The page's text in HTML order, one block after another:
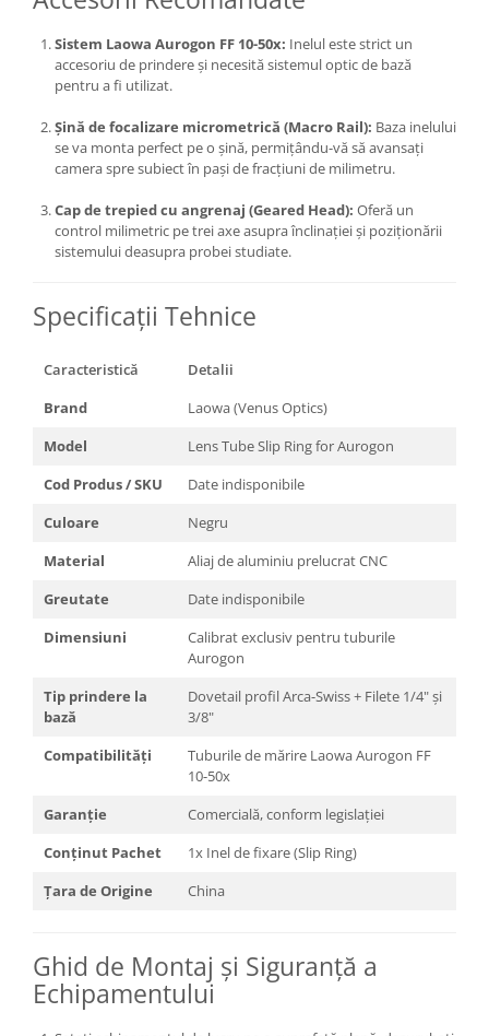
Trepiede si monopiede
Trepiede foto
Trepiede video
Trepiede pentru compacte /
webcam-uri
Monopiede foto/video
Cap trepied si monopied
Placute cap trepied
Huse trepied / stativ lumini
Sina Focus pentru Macro
Accesorii trepiede si monopiede
Selfie Stick
Blitz-uri mobile, cu acumulatori
Softbox-uri
Accesorii Blitz-uri studio
Lampi lumina continua
Stative/boom-uri pentru lumini
Cleme blitz fasung lumina, spigoti
Suporti pentru fundaluri
Blende
produs
Huse si genti pentru studio
Becuri si lampa blitz studio
Suruburi si piulite, adaptoare de
Sistem Laowa Aurogon FF 10-50x: Inelul este strict un
accesoriu de prindere și necesită sistemul optic de bază
pentru a fi utilizat.
Șină de focalizare micrometrică (Macro Rail): Baza inelului
se va monta perfect pe o șină, permițându-vă să avansați
camera spre subiect în pași de fracțiuni de milimetru.
Cap de trepied cu angrenaj (Geared Head): Oferă un
control milimetric pe trei axe asupra înclinației și poziționării
sistemului deasupra probei studiate.
Specificații Tehnice
Caracteristică
Detalii
Brand
Laowa (Venus Optics)
Model
Lens Tube Slip Ring for Aurogon
Cod Produs / SKU
Date indisponibile
Culoare
Negru
Material
Aliaj de aluminiu prelucrat CNC
Greutate
Date indisponibile
Dimensiuni
Calibrat exclusiv pentru tuburile
Aurogon
Tip prindere la
bază
Dovetail profil Arca-Swiss + Filete 1/4" și
3/8"
Compatibilități
Tuburile de mărire Laowa Aurogon FF
10-50x
Garanție
Comercială, conform legislației
Conținut Pachet
1x Inel de fixare (Slip Ring)
Țara de Origine
China
Ghid de Montaj și Siguranță a
Echipamentului